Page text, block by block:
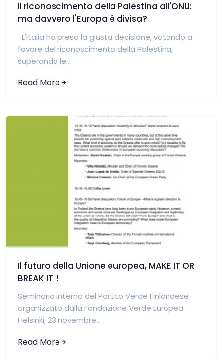
il riconoscimento della Palestina all'ONU:
ma davvero l'Europa é divisa?
L'Italia ha preso la giusta decisione, votando a
favore del riconoscimento della Palestina,
superando le...
Read More
Il futuro della Unione europea, MAKE IT OR
BREAK IT !!
Seminario interno del Partito Verde Finlandese
organizzato dalla Fondazione Verde Europea
Helsinki, 23 novembre...
Read More